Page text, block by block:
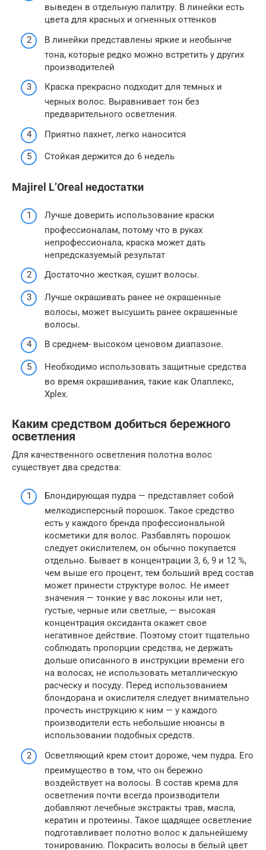
выведен в отдельную палитру. В линейки есть
цвета для красных и огненных оттенков
В линейки представлены яркие и необынче
тона, которые редко можно встретить у других
производителей
Краска прекрасно подходит для темных и
черных волос. Выравнивает тон без
предварительного осветления.
Приятно пахнет, легко наносится
Стойкая держится до 6 недель
Majirel L’Oreal недостатки
Лучше доверить использование краски
профессионалам, потому что в руках
непрофессионала, краска может дать
непредсказуемый результат
Достаточно жесткая, сушит волосы.
Лучше окрашивать ранее не окрашенные
волосы, может высушить ранее окрашенные
волосы.
В среднем- высоком ценовом диапазоне.
Необходимо использовать защитные средства
во время окрашивания, такие как Олаплекс,
Хplex.
Каким средством добиться бережного
осветления
Для качественного осветления полотна волос
существует два средства:
Блондирующая пудра — представляет собой
мелкодисперсный порошок. Такое средство
есть у каждого бренда профессиональной
косметики для волос. Разбавлять порошок
следует окислителем, он обычно покупается
отдельно. Бывает в концентрации 3, 6, 9 и 12 %,
чем выше его процент, тем больший вред состав
может принести структуре волос. Не имеет
значения — тонкие у вас локоны или нет,
густые, черные или светлые, — высокая
концентрация оксиданта окажет свое
негативное действие. Поэтому стоит тщательно
соблюдать пропорции средства, не держать
дольше описанного в инструкции времени его
на волосах, не использовать металлическую
расческу и посуду. Перед использованием
блондорана и окислителя следует внимательно
прочесть инструкцию к ним — у каждого
производители есть небольшие нюансы в
использовании подобных средств.
Осветляющий крем стоит дороже, чем пудра. Его
преимущество в том, что он бережно
воздействует на волосы. В состав крема для
осветления почти всегда производители
добавляют лечебные экстракты трав, масла,
кератин и протеины. Такое щадящее осветление
подготавливает полотно волос к дальнейшему
тонированию. Покрасить волосы в белый цвет